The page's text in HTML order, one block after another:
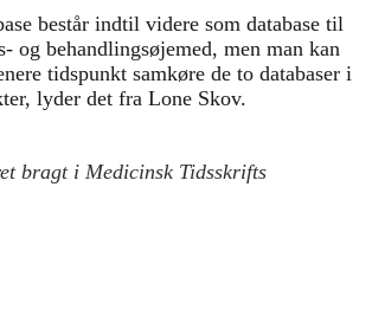
består indtil videre som database til
og behandlingsøjemed, men man kan
tidspunkt samkøre de to databaser i
lyder det fra Lone Skov.
bragt i Medicinsk Tidsskrifts